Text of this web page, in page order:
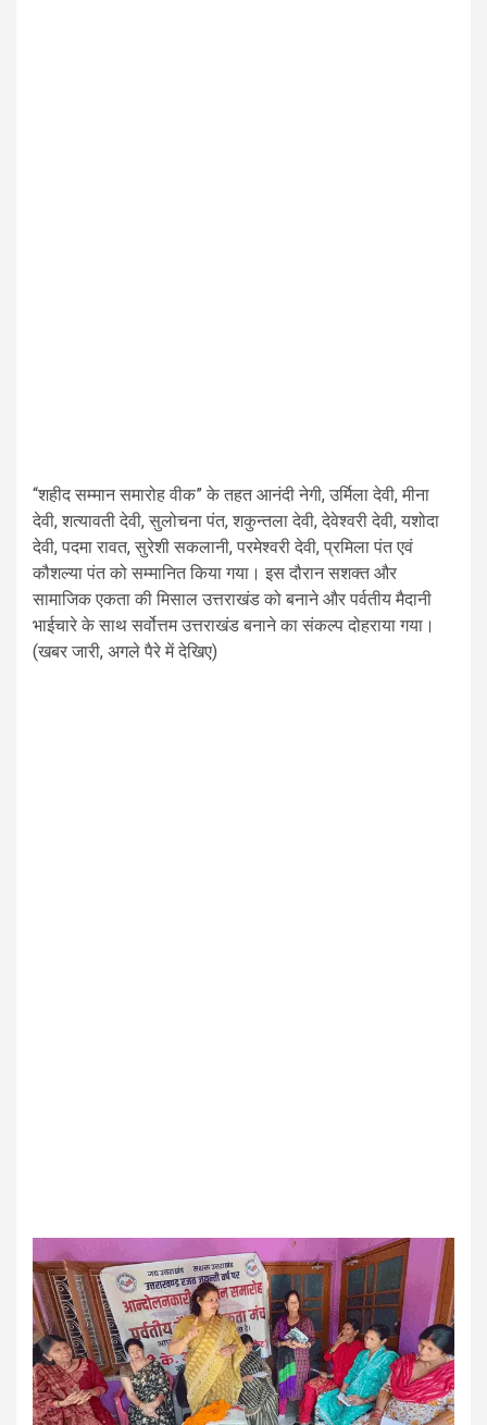
“शहीद सम्मान समारोह वीक” के तहत आनंदी नेगी, उर्मिला देवी, मीना
देवी, शत्यावती देवी, सुलोचना पंत, शकुन्तला देवी, देवेश्वरी देवी, यशोदा
देवी, पदमा रावत, सुरेशी सकलानी, परमेश्वरी देवी, प्रमिला पंत एवं
कौशल्या पंत को सम्मानित किया गया। इस दौरान सशक्त और
सामाजिक एकता की मिसाल उत्तराखंड को बनाने और पर्वतीय मैदानी
भाईचारे के साथ सर्वोत्तम उत्तराखंड बनाने का संकल्प दोहराया गया।
(खबर जारी, अगले पैरे में देखिए)